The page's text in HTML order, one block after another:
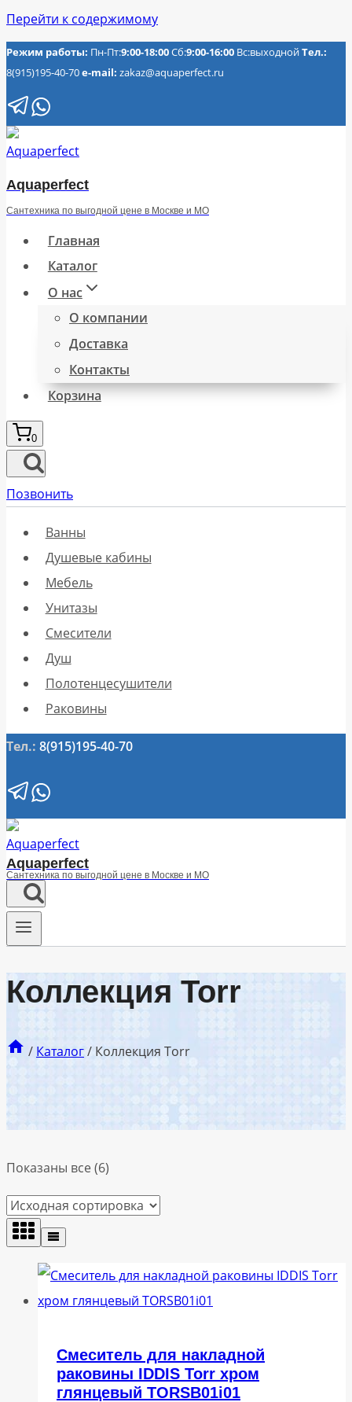
Перейти к содержимому
Режим работы: Пн-Пт:9:00-18:00Сб:9:00-16:00 Вс:выходнойТел.:
8(915)195-40-70e-mail: zakaz@aquaperfect.ru
Aquaperfect
Сантехника по выгодной цене в Москве и МО
Главная
Каталог
О нас
О компании
Доставка
Контакты
Корзина
0
Позвонить
Ванны
Душевые кабины
Мебель
Унитазы
Смесители
Душ
Полотенцесушители
Раковины
Тел.: 8(915)195-40-70
Aquaperfect
Сантехника по выгодной цене в Москве и МО
Коллекция Torr
/ Каталог/ Коллекция Torr
Показаны все (6)
Смеситель для накладной
раковины IDDIS Torr хром
глянцевый TORSB01i01